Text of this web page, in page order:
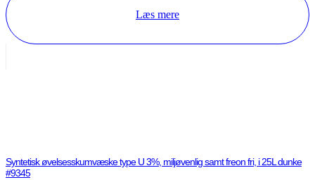
Læs mere
Syntetisk øvelsesskumvæske type U 3%, miljøvenlig samt freon fri, i 25L dunke
#9345